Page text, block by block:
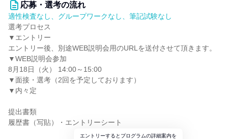
応募・選考の流れ
適性検査なし、グループワークなし、筆記試験なし
選考プロセス
▼エントリー
エントリー後、別途WEB説明会用のURLを送付させて頂きます。
▼WEB説明会参加
8月18日（火） 14:00～15:00
▼面接・選考（2回を予定しております）
▼内々定
提出書類
履歴書（写貼）・エントリーシート
エントリーするとプログラムの詳細案内を